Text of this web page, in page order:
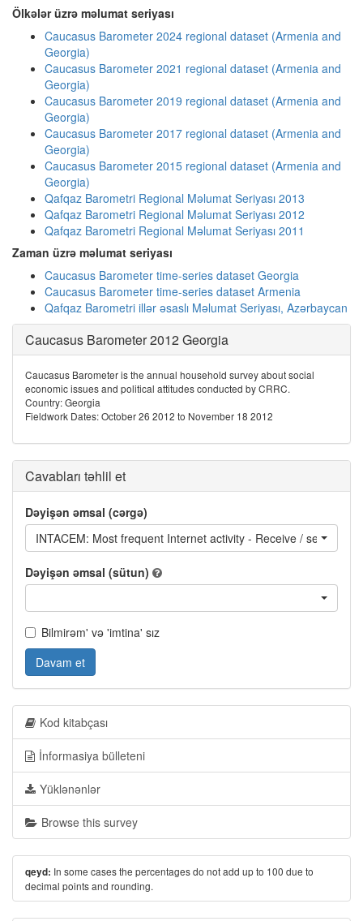
Ölkələr üzrə məlumat seriyası
Caucasus Barometer 2024 regional dataset (Armenia and
Georgia)
Caucasus Barometer 2021 regional dataset (Armenia and
Georgia)
Caucasus Barometer 2019 regional dataset (Armenia and
Georgia)
Caucasus Barometer 2017 regional dataset (Armenia and
Georgia)
Caucasus Barometer 2015 regional dataset (Armenia and
Georgia)
Qafqaz Barometri Regional Məlumat Seriyası 2013
Qafqaz Barometri Regional Məlumat Seriyası 2012
Qafqaz Barometri Regional Məlumat Seriyası 2011
Zaman üzrə məlumat seriyası
Caucasus Barometer time-series dataset Georgia
Caucasus Barometer time-series dataset Armenia
Qafqaz Barometri illər əsaslı Məlumat Seriyası, Azərbaycan
Caucasus Barometer 2012 Georgia
Caucasus Barometer is the annual household survey about social
economic issues and political attitudes conducted by CRRC.
Country: Georgia
Fieldwork Dates: October 26 2012 to November 18 2012
Cavabları təhlil et
Dəyişən əmsal (cərgə)
INTACEM: Most frequent Internet activity - Receive / send
Dəyişən əmsal (sütun)
Bilmirəm' və 'imtina' sız
Davam et
Kod kitabçası
İnformasiya bülleteni
Yüklənənlər
Browse this survey
qeyd: In some cases the percentages do not add up to 100 due to
decimal points and rounding.